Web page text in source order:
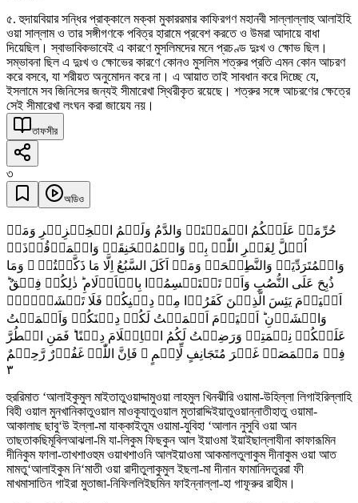
৫. হুদায়বিয়ার সন্ধির প্রাক্কালে মক্কা মুকাররমার কাফিরগণ মহানবী সাল্লাল্লাহু আলাইহি
ওয়া সাল্লাম ও তার সঙ্গীগণকে পবিত্র হারামে প্রবেশ করতে ও উমরা আদায়ে বাধা
দিয়েছিল। স্বাভাবিকভাবেই এ কারণে মুসলিমদের মনে প্রচণ্ড দুঃখ ও ক্ষোভ ছিল।
সম্ভাবনা ছিল এ দুঃখ ও ক্ষোভের কারণে কোনও মুসলিম শত্রুর প্রতি এমন কোন আচরণ
করে বসবে, যা শরীয়ত অনুমোদন করে না। এ আয়াত তাই সাবধান করে দিচ্ছে যে,
ইসলামে সব জিনিসের জন্যই সীমারেখা স্থিরীকৃত রয়েছে। শত্রুর সঙ্গে আচরণের ক্ষেত্রে
সেই সীমারেখা লংঘন করা জায়েয নয়।
তাফসীর
৩
অডিও
حُرِّمَتۡ عَلَیۡکُمُ الۡمَیۡتَۃُ وَالدَّمُ وَلَحۡمُ الۡخِنۡزِیۡرِ وَمَاۤ
اُہِلَّ لِغَیۡرِ اللّٰہِ بِہٖ وَالۡمُنۡخَنِقَۃُ وَالۡمَوۡقُوۡذَۃُ
وَالۡمُتَرَدِّیَۃُ وَالنَّطِیۡحَۃُ وَمَاۤ اَکَلَ السَّبُعُ اِلَّا مَا ذَکَّیۡتُمۡ ۟ وَمَا
ذُبِحَ عَلَی النُّصُبِ وَاَنۡ تَسۡتَقۡسِمُوۡا بِالۡاَزۡلَامِ ؕ ذٰلِکُمۡ فِسۡقٌ ؕ
اَلۡیَوۡمَ یَئِسَ الَّذِیۡنَ کَفَرُوۡا مِنۡ دِیۡنِکُمۡ فَلَا تَخۡشَوۡہُمۡ
وَاخۡشَوۡنِ ؕ اَلۡیَوۡمَ اَکۡمَلۡتُ لَکُمۡ دِیۡنَکُمۡ وَاَتۡمَمۡتُ
عَلَیۡکُمۡ نِعۡمَتِیۡ وَرَضِیۡتُ لَکُمُ الۡاِسۡلَامَ دِیۡنًا ؕ فَمَنِ اضۡطُرَّ
فِیۡ مَخۡمَصَۃٍ غَیۡرَ مُتَجَانِفٍ لِّاِثۡمٍ ۙ فَاِنَّ اللّٰہَ غَفُوۡرٌ رَّحِیۡمٌ
٣
হুররিমাত ‘আলাইকুমুল মাইতাতুওয়াদ্দামুওয়া লাহমুল খিনঝীরি ওয়ামা-উহিল্লা লিগাইরিল্লাহি
বিহী ওয়াল মুনখানিকাতুওয়াল মাওকূযাতুওয়াল মুতারাদ্দিইয়াতুওয়ান্নাতীহাতু ওয়ামা-
আকালাছ ছাবু‘উ ইল্লা-মা যাক্কাইতুম ওয়ামা-যুবিহা ‘আলান নুসুবি ওয়া আন
তাছতাকছিমূবিলআঝলা-মি যা-লিকুম ফিছকুন আল ইয়াওমা ইয়াইছাল্লাযীনা কাফারূমিন
দীনিকুম ফালা-তাখশাওহুম ওয়াখশাওনি আলইয়াওমা আকমালতুলাকুম দীনাকুম ওয়া আত
মামতু‘আলাইকুম নি‘মাতী ওয়া রাদীতুলাকুমুল ইছলা-মা দীনান ফামানিদতুররা ফী
মাখমাসাতিন গাইরা মুতাজা-নিফিললিইছমিন ফাইন্নাল্লা-হা গাফূরুর রাহীম।